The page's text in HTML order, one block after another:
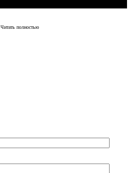
Читать полностью